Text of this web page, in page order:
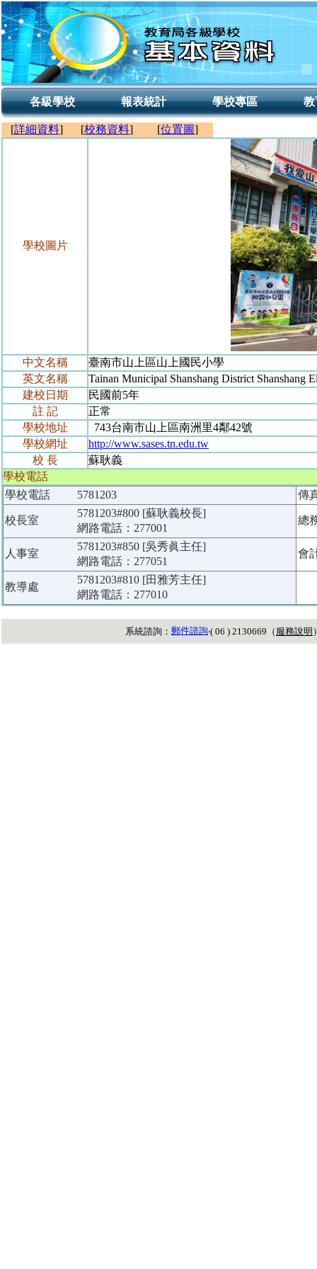
各級學校 報表統計 學校專區 教
[詳細資料] [校務資料] [位置圖]
學校圖片
中文名稱
臺南市山上區山上國民小學
英文名稱
Tainan Municipal Shanshang District Shanshang
建校日期
民國前5年
註 記
正常
學校地址
743台南市山上區南洲里4鄰42號
學校網址
http://www.sases.tn.edu.tw
校 長
蘇耿義
學校電話
學校電話
5781203 傳
校長室
5781203#800 [蘇耿義校長]
網路電話：277001
總
人事室
5781203#850 [吳秀眞主任]
網路電話：277051
會
教導處
5781203#810 [田雅芳主任]
網路電話：277010
系統諮詢： 郵件諮詢‧( 06 ) 2130669（ 服務說明